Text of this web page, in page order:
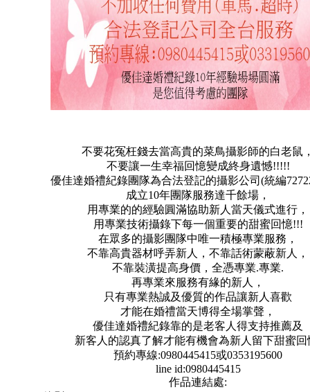
不要花冤枉錢去當高貴的菜鳥攝影師的白老鼠
不要讓一生幸福回憶變成終身遺憾!!!!!
優佳達婚禮紀錄團隊為合法登記的攝影公司(統編
成立10年團隊服務達千餘場，
用專業的的經驗圓滿協助新人當天儀式進行，
用專業技術攝錄下每一個重要的甜蜜回憶!!!
在眾多的攝影團隊中唯一積極專業服務，
不靠高貴器材呼弄新人，不靠話術蒙蔽新人，
不靠裝潢提高身價，全憑專業.專業.
再專業來服務有緣的新人，
只有專業熱誠及優質的作品讓新人喜歡
才能在婚禮當天博得全場掌聲，
優佳達婚禮紀錄靠的是老客人得支持推薦及
新客人的認真了解才能有機會為新人留下甜蜜回
預約專線:0980445415或0353195600
line id:0980445415
作品連結處: